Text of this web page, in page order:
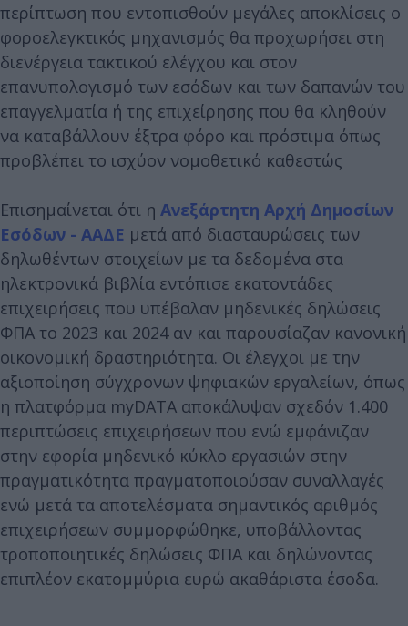
περίπτωση που εντοπισθούν μεγάλες αποκλίσεις ο
φοροελεγκτικός μηχανισμός θα προχωρήσει στη
διενέργεια τακτικού ελέγχου και στον
επανυπολογισμό των εσόδων και των δαπανών του
επαγγελματία ή της επιχείρησης που θα κληθούν
να καταβάλλουν έξτρα φόρο και πρόστιμα όπως
προβλέπει το ισχύον νομοθετικό καθεστώς
Επισημαίνεται ότι η Ανεξάρτητη Αρχή Δημοσίων
Εσόδων - ΑΑΔΕ μετά από διασταυρώσεις των
δηλωθέντων στοιχείων με τα δεδομένα στα
ηλεκτρονικά βιβλία εντόπισε εκατοντάδες
επιχειρήσεις που υπέβαλαν μηδενικές δηλώσεις
ΦΠΑ το 2023 και 2024 αν και παρουσίαζαν κανονική
οικονομική δραστηριότητα. Οι έλεγχοι με την
αξιοποίηση σύγχρονων ψηφιακών εργαλείων, όπως
η πλατφόρμα myDATA αποκάλυψαν σχεδόν 1.400
περιπτώσεις επιχειρήσεων που ενώ εμφάνιζαν
στην εφορία μηδενικό κύκλο εργασιών στην
πραγματικότητα πραγματοποιούσαν συναλλαγές
ενώ μετά τα αποτελέσματα σημαντικός αριθμός
επιχειρήσεων συμμορφώθηκε, υποβάλλοντας
τροποποιητικές δηλώσεις ΦΠΑ και δηλώνοντας
επιπλέον εκατομμύρια ευρώ ακαθάριστα έσοδα.